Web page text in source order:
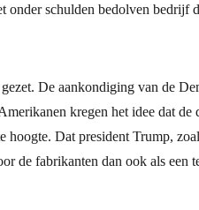
schulden bedolven bedrijf
De aankondiging van de
kregen het idee dat
Dat president Trump,
de fabrikanten dan ook als een